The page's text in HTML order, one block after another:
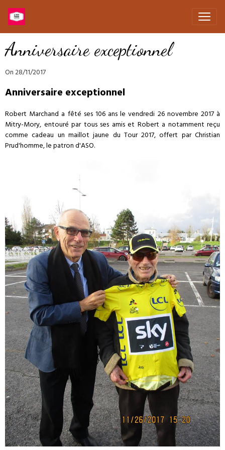
Anniversaire exceptionnel
On 28/11/2017
Anniversaire exceptionnel
Robert Marchand a fêté ses 106 ans le vendredi 26 novembre 2017 à
Mitry-Mory, entouré par tous ses amis et Robert a notamment reçu
comme cadeau un maillot jaune du Tour 2017, offert par Christian
Prud'homme, le patron d'ASO.